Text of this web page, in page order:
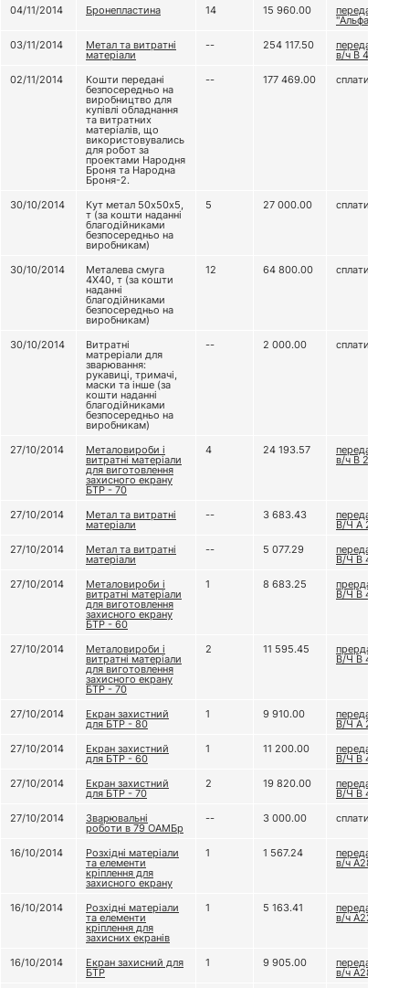
04/11/2014 Бронепластина 14 15 960.00 передали ЦСО
"Альфа"
03/11/2014
Метал та витратні
матеріали
-- 254 117.50 передали до
в/ч В 4067
02/11/2014
Кошти передані
безпосередньо на
виробництво для
купівлі обладнання
та витратних
матеріалів, що
використовувались
для робот за
проектами Народня
Броня та Народна
Броня-2.
-- 177 469.00 сплатили
30/10/2014 Кут метал 50х50х5,
т (за кошти наданні
благодійниками
безпосередньо на
виробникам)
5 27 000.00 сплатили
30/10/2014 Металева смуга
4Х40, т (за кошти
наданні
благодійниками
безпосередньо на
виробникам)
12 64 800.00 сплатили
30/10/2014 Витратні
матреріали для
зварювання:
рукавиці, тримачі,
маски та інше (за
кошти наданні
благодійниками
безпосередньо на
виробникам)
-- 2 000.00 сплатили
27/10/2014 Металовироби і
витратні матеріали
для виготовлення
захисного екрану
БТР - 70
4 24 193.57 передали до
в/ч В 2137
27/10/2014 Метал та витратні
матеріали
-- 3 683.43 передали до
В/Ч А 2777
27/10/2014
Метал та витратні
матеріали
-- 5 077.29 передали до
В/Ч В 4067
27/10/2014
Металовироби і
витратні матеріали
для виготовлення
захисного екрану
БТР - 60
1 8 683.25 прердали до
В/Ч В 4067
27/10/2014 Металовироби і
витратні матеріали
для виготовлення
захисного екрану
БТР - 70
2 11 595.45 прердали до
В/Ч В 4067
27/10/2014 Екран захистний
для БТР - 80
1 9 910.00 передали до
В/Ч А 2777
27/10/2014
Екран захистний
для БТР - 60
1 11 200.00 передали до
В/Ч В 4067
27/10/2014
Екран захистний
для БТР - 70
2 19 820.00 передали до
В/Ч В 4067
27/10/2014
Зварювальні
роботи в 79 ОАМБр
-- 3 000.00 сплатили
16/10/2014 Розхідні матеріали
та елементи
кріплення для
захисного екрану
1 1 567.24 передали до
в/ч А2802
16/10/2014 Розхідні матеріали
та елементи
кріплення для
захисних екранів
1 5 163.41 передали до
в/ч А2277
16/10/2014 Екран захисний для
БТР
1 9 905.00 передали до
в/ч А2802